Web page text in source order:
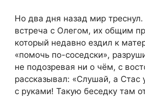
Но два дня назад мир
встреча с Олегом, их общим
который недавно ездил к
«помочь по-соседски»,
не подозревая ни о чём, с
рассказывал: «Слушай, а Стас
с руками! Такую беседку там